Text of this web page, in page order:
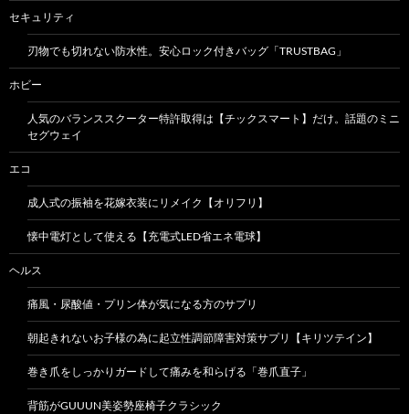
セキュリティ
刃物でも切れない防水性。安心ロック付きバッグ「TRUSTBAG」
ホビー
人気のバランススクーター特許取得は【チックスマート】だけ。話題のミニ
セグウェイ
エコ
成人式の振袖を花嫁衣装にリメイク【オリフリ】
懐中電灯として使える【充電式LED省エネ電球】
ヘルス
痛風・尿酸値・プリン体が気になる方のサプリ
朝起きれないお子様の為に起立性調節障害対策サプリ【キリツテイン】
巻き爪をしっかりガードして痛みを和らげる「巻爪直子」
背筋がGUUUN美姿勢座椅子クラシック